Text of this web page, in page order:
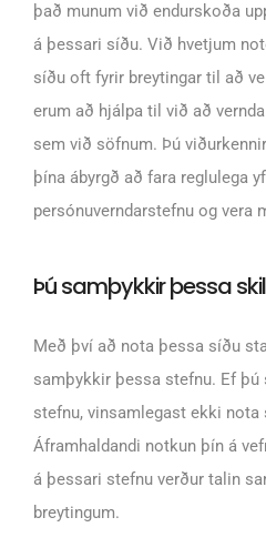
það munum við endurskoða
á þessari síðu. Við hvetjum
síðu oft fyrir breytingar til að
erum að hjálpa til við að
sem við söfnum. Þú
þína ábyrgð að fara reglulega
persónuverndarstefnu og vera
Þú samþykkir þessa
Með því að nota þessa síðu
samþykkir þessa stefnu. Ef
stefnu, vinsamlegast ekki nota
Áframhaldandi notkun þín á
á þessari stefnu verður talin
breytingum.